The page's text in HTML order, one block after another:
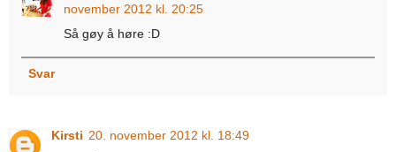
november 2012 kl. 20:25
Så gøy å høre :D
Svar
Kirsti 20. november 2012 kl. 18:49